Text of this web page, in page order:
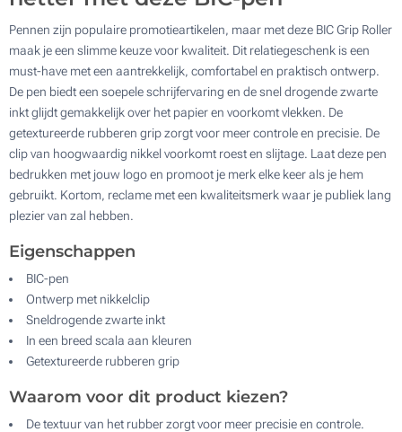
Pennen zijn populaire promotieartikelen, maar met deze BIC Grip Roller
maak je een slimme keuze voor kwaliteit. Dit relatiegeschenk is een
must-have met een aantrekkelijk, comfortabel en praktisch ontwerp.
De pen biedt een soepele schrijfervaring en de snel drogende zwarte
inkt glijdt gemakkelijk over het papier en voorkomt vlekken. De
getextureerde rubberen grip zorgt voor meer controle en precisie. De
clip van hoogwaardig nikkel voorkomt roest en slijtage. Laat deze pen
bedrukken met jouw logo en promoot je merk elke keer als je hem
gebruikt. Kortom, reclame met een kwaliteitsmerk waar je publiek lang
plezier van zal hebben.
Eigenschappen
BIC-pen
Ontwerp met nikkelclip
Sneldrogende zwarte inkt
In een breed scala aan kleuren
Getextureerde rubberen grip
Waarom voor dit product kiezen?
De textuur van het rubber zorgt voor meer precisie en controle.